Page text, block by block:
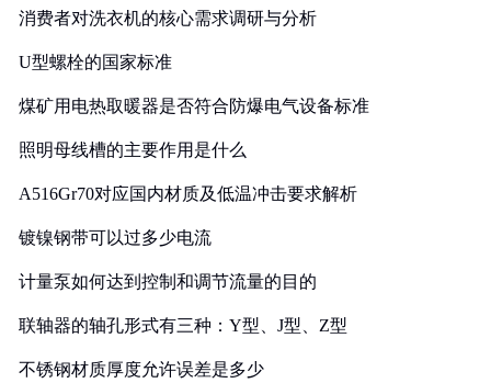
消费者对洗衣机的核心需求调研与分析
U型螺栓的国家标准
煤矿用电热取暖器是否符合防爆电气设备标准
照明母线槽的主要作用是什么
A516Gr70对应国内材质及低温冲击要求解析
镀镍钢带可以过多少电流
计量泵如何达到控制和调节流量的目的
联轴器的轴孔形式有三种：Y型、J型、Z型
不锈钢材质厚度允许误差是多少